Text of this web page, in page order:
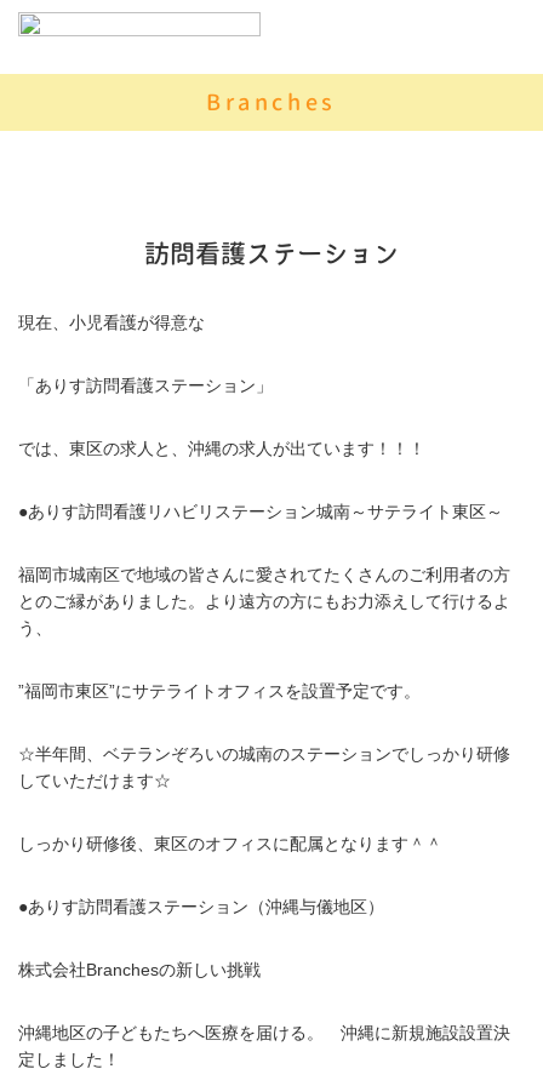
Branches
訪問看護ステーション
現在、小児看護が得意な
「ありす訪問看護ステーション」
では、東区の求人と、沖縄の求人が出ています！！！
●ありす訪問看護リハビリステーション城南～サテライト東区～
福岡市城南区で地域の皆さんに愛されてたくさんのご利用者の方
とのご縁がありました。より遠方の方にもお力添えして行けるよ
う、
”福岡市東区”にサテライトオフィスを設置予定です。
☆半年間、ベテランぞろいの城南のステーションでしっかり研修
していただけます☆
しっかり研修後、東区のオフィスに配属となります＾＾
●ありす訪問看護ステーション（沖縄与儀地区）
株式会社Branchesの新しい挑戦
沖縄地区の子どもたちへ医療を届ける。 沖縄に新規施設設置決
定しました！